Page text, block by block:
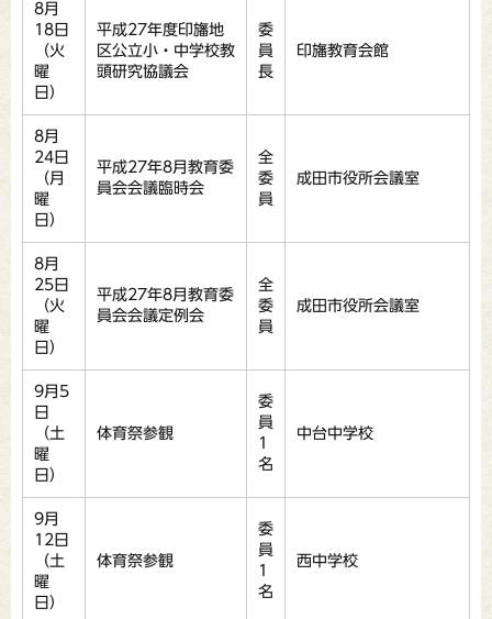
8月
18日
（火
曜
日）
平成27年度印旛地
区公立小・中学校教
頭研究協議会
委
員
長
印旛教育会館
8月
24日
（月
曜
日）
平成27年8月教育委
員会会議臨時会
全
委
員
成田市役所会議室
8月
25日
（火
曜
日）
平成27年8月教育委
員会会議定例会
全
委
員
成田市役所会議室
9月5
日
（土
曜
日）
体育祭参観
委
員
1
名
中台中学校
9月
12日
（土
曜
日）
体育祭参観
委
員
1
名
西中学校